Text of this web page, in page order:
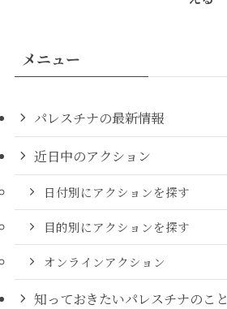
メニュー
パレスチナの最新情報
近日中のアクション
日付別にアクションを探す
目的別にアクションを探す
オンラインアクション
知っておきたいパレスチナのこと